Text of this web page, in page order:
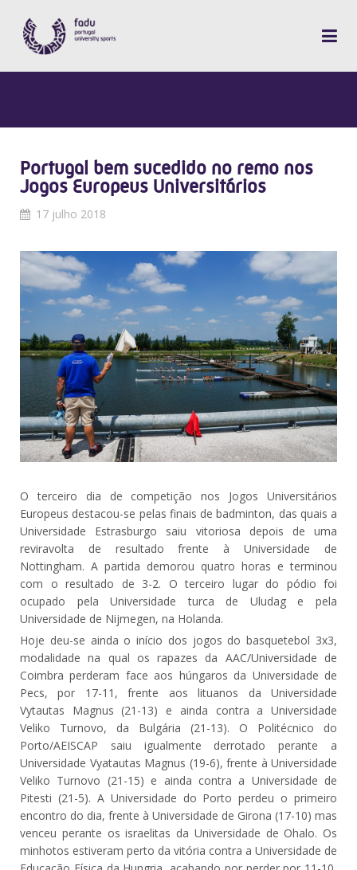
Portugal bem sucedido no remo nos
Jogos Europeus Universitários
17 julho 2018
O terceiro dia de competição nos Jogos Universitários
Europeus destacou-se pelas finais de badminton, das quais a
Universidade Estrasburgo saiu vitoriosa depois de uma
reviravolta de resultado frente à Universidade de
Nottingham. A partida demorou quatro horas e terminou
com o resultado de 3-2. O terceiro lugar do pódio foi
ocupado pela Universidade turca de Uludag e pela
Universidade de Nijmegen, na Holanda.
Hoje deu-se ainda o início dos jogos do basquetebol 3x3,
modalidade na qual os rapazes da AAC/Universidade de
Coimbra perderam face aos húngaros da Universidade de
Pecs, por 17-11, frente aos lituanos da Universidade
Vytautas Magnus (21-13) e ainda contra a Universidade
Veliko Turnovo, da Bulgária (21-13). O Politécnico do
Porto/AEISCAP saiu igualmente derrotado perante a
Universidade Vyatautas Magnus (19-6), frente à Universidade
Veliko Turnovo (21-15) e ainda contra a Universidade de
Pitesti (21-5). A Universidade do Porto perdeu o primeiro
encontro do dia, frente à Universidade de Girona (17-10) mas
venceu perante os israelitas da Universidade de Ohalo. Os
minhotos estiveram perto da vitória contra a Universidade de